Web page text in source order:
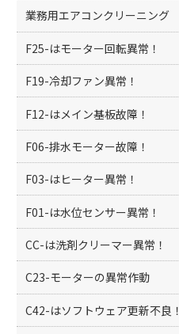
業務用エアコンクリーニング
F25-はモーター回転異常！
F19-冷却ファン異常！
F12-はメイン基板故障！
F06-排水モーター故障！
F03-はヒーター異常！
F01-は水位センサー異常！
CC-は洗剤クリーマー異常！
C23-モーターの異常作動
C42-はソフトウェア更新不良！